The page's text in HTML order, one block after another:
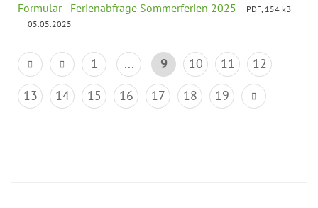
Formular - Ferienabfrage Sommerferien 2025
PDF, 154 kB
05.05.2025
1 ... 9 10 11
12
13
14 15 16 17 18 19